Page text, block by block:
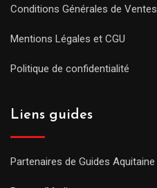
Conditions Générales de Ventes
Mentions Légales et CGU
Politique de confidentialité
Liens guides
Partenaires de Guides Aquitaine